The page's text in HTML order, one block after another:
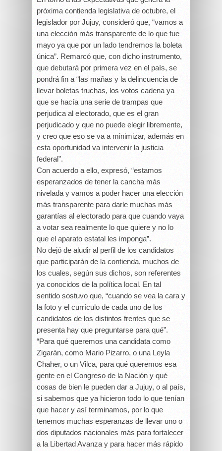
próxima contienda legislativa de octubre, el
legislador por Jujuy, consideró que, “vamos a
una elección más transparente de lo que fue
mayo ya que por un lado tendremos la boleta
única”. Remarcó que, con dicho instrumento,
que debutará por primera vez en el país, se
pondrá fin a “las mañas y la delincuencia de
llevar boletas truchas, los votos cadena ya
que se hacía una serie de trampas que
perjudica al electorado, que es el gran
perjudicado y que no puede elegir libremente,
y creo que eso se va a minimizar, además en
esta oportunidad va intervenir la justicia
federal”.
Con acuerdo a ello, expresó, “estamos
esperanzados de tener la cancha más
nivelada y vamos a poder hacer una elección
más transparente para darle muchas más
garantías al electorado para que cuando vaya
a votar sea realmente lo que quiere y no lo
que el aparato estatal les imponga”.
No dejó de aludir al perfil de los candidatos
que participarán de la contienda, muchos de
los cuales, según sus dichos, son referentes
ya conocidos de la política local. En tal
sentido sostuvo que, “cuando se vea la cara y
la foto y el currículo de cada uno de los
candidatos de los distintos frentes que se
presenta hay que preguntarse para qué”.
“Para qué queremos una candidata como
Zigarán, como Mario Pizarro, o una Leyla
Chaher, o un Vilca, para qué queremos esa
gente en el Congreso de la Nación y qué
cosas de bien le pueden dar a Jujuy, o al país,
si sabemos que ya hicieron todo lo que tenían
que hacer y así terminamos, por lo que
tenemos muchas esperanzas de llevar uno o
dos diputados nacionales más para fortalecer
a la Libertad Avanza y para hacer más rápido